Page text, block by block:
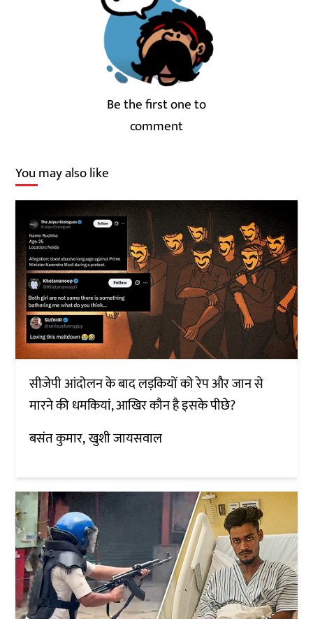
Be the first one to
comment
You may also like
सीजेपी आंदोलन के बाद लड़कियों को रेप और जान से
मारने की धमकियां, आखिर कौन है इसके पीछे?
बसंत कुमार खुशी जायसवाल